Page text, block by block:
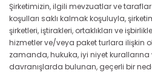
Şirketimizin, ilgili mevzuatlar ve
koşulları saklı kalmak koşuluyla,
şirketleri, iştirakleri, ortaklıkları ve
hizmetler ve/veya paket turlara ilişkin
zamanda, hukuka, iyi niyet kurallarına
davranışlarda bulunan, geçerli bir